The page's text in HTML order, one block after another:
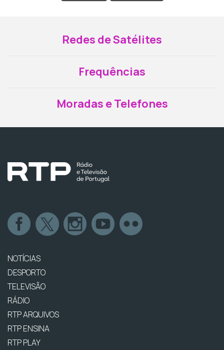
Redes de Satélites
Frequências
Moradas e Telefones
NOTÍCIAS
DESPORTO
TELEVISÃO
RÁDIO
RTP ARQUIVOS
RTP ENSINA
RTP PLAY